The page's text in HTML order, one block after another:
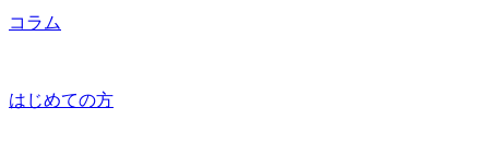
コラム
はじめての方